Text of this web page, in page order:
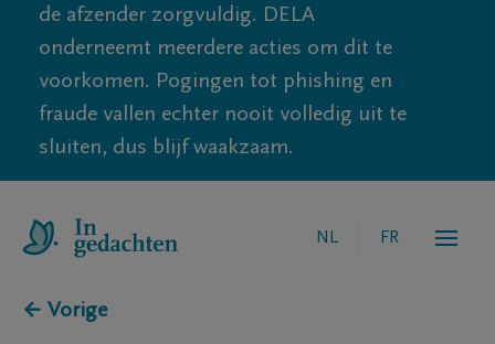
de afzender zorgvuldig. DELA
onderneemt meerdere acties om dit te
voorkomen. Pogingen tot phishing en
fraude vallen echter nooit volledig uit te
sluiten, dus blijf waakzaam.
NL FR
← Vorige